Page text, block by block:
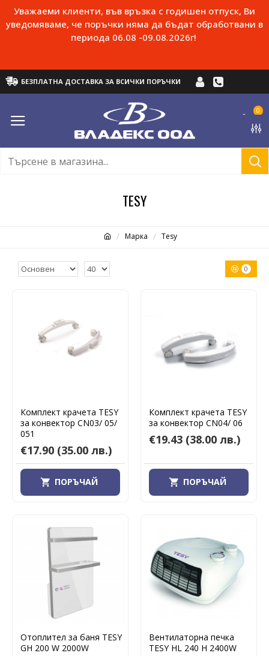
Уважаеми клиенти, във връзка с годишен отпуск, Ви
уведомяваме, че поръчки няма да бъдат обработвани в
периода 06.08 -09.08.2026г!
БЕЗПЛАТНА ДОСТАВКА ЗА ВСИЧКИ ПОРЪЧКИ
0
Марка Tesy
TESY
0
Комплект крачета TESY
за конвектор CN03/ 05/
051
€17.90 (35.00 лв.)
ПОРЪЧАЙ
Комплект крачета TESY
за конвектор CN04/ 06
€19.43 (38.00 лв.)
ПОРЪЧАЙ
Отоплител за баня TESY
GH 200 W 2000W
Вентилаторна печка
TESY HL 240 H 2400W